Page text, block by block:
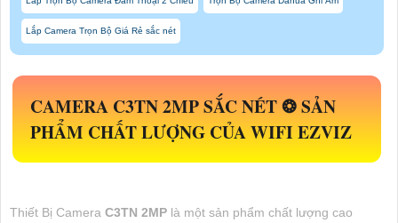
Lắp Camera Trọn Bộ Giá Rẻ sắc nét
CAMERA C3TN 2MPSẮC NÉT ❂ SẢN
PHẨM CHẤT LƯỢNG CỦA WIFI EZVIZ
Thiết Bị Camera C3TN 2MP là một sản phẩm chất lượng cao